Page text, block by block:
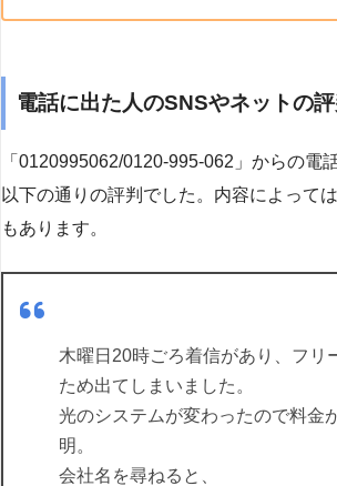
電話に出た人のSNSやネットの評
「0120995062/0120-995-062」からの電
以下の通りの評判でした。内容によって
もあります。
木曜日20時ごろ着信があり、フリ
ため出てしまいました。
光のシステムが変わったので料金
明。
会社名を尋ねると、